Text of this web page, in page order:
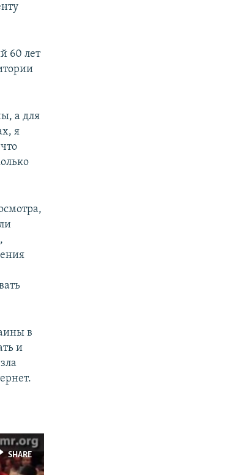
60 лет
а для
я
в
и
SHARE